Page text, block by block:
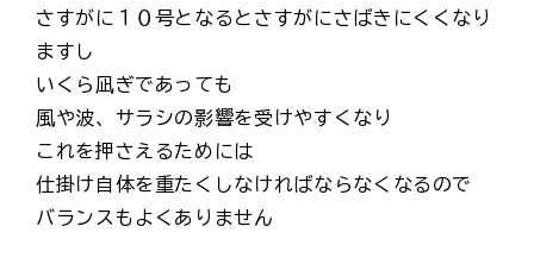
さすがに１０号となるとさすがにさばきにくくなり
ますし
いくら凪ぎであっても
風や波、サラシの影響を受けやすくなり
これを押さえるためには
仕掛け自体を重たくしなければならなくなるので
バランスもよくありません